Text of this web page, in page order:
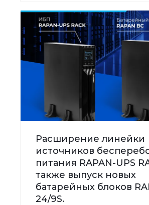
Расширение линейки
источников
питания RAPAN-UPS
также выпуск новых
батарейных блоков
24/9S.